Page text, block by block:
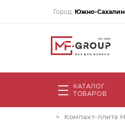
Город: Южно-
КАТАЛОГ
ТОВАРОВ
> Компакт-плита